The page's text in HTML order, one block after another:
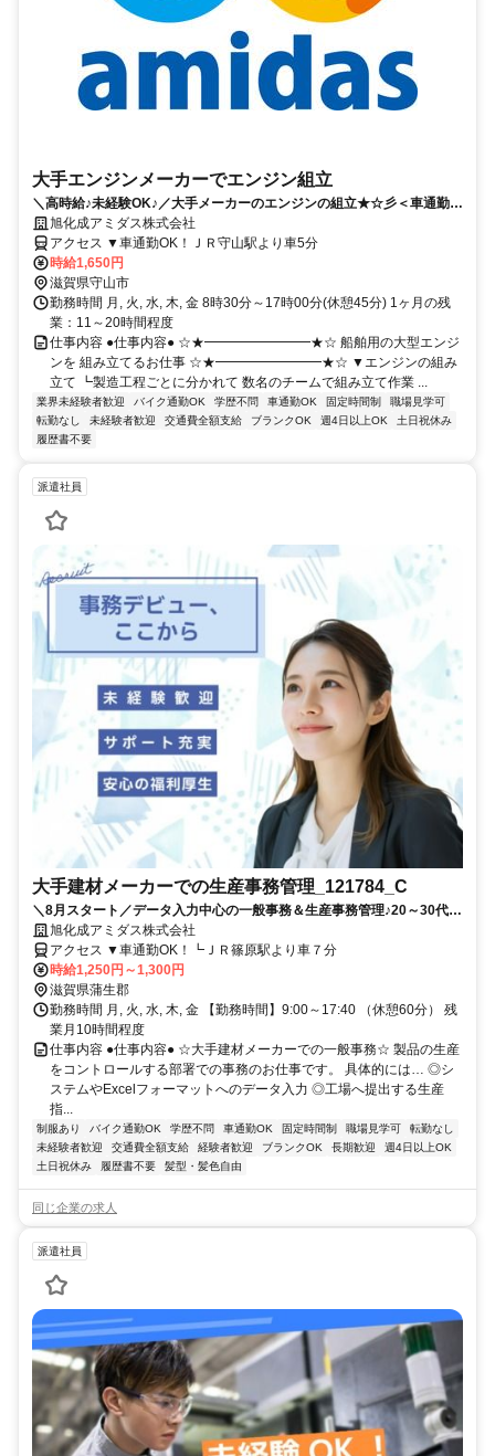
大手エンジンメーカーでエンジン組立
＼高時給♪未経験OK♪／大手メーカーのエンジンの組立★☆彡＜車通勤
OK・土日祝休み＞
旭化成アミダス株式会社
アクセス ▼車通勤OK！ＪＲ守山駅より車5分
時給1,650円
滋賀県守山市
勤務時間 月, 火, 水, 木, 金 8時30分～17時00分(休憩45分) 1ヶ月の残
業：11～20時間程度
仕事内容 ●仕事内容● ☆★━━━━━━━━★☆ 船舶用の大型エンジ
ンを 組み立てるお仕事 ☆★━━━━━━━━★☆ ▼エンジンの組み
立て ┗製造工程ごとに分かれて 数名のチームで組み立て作業 ...
業界未経験者歓迎 バイク通勤OK 学歴不問 車通勤OK 固定時間制
職場見学可
転勤なし
未経験者歓迎 交通費全額支給 ブランクOK 週4日以上OK
土日祝休み
履歴書不要
派遣社員
大手建材メーカーでの生産事務管理_121784_C
＼8月スタート／データ入力中心の一般事務＆生産事務管理♪20～30代活
躍中旭化成アミダス株式会社
アクセス ▼車通勤OK！┗ＪＲ篠原駅より車７分
時給1,250円～1,300円
滋賀県蒲生郡
勤務時間 月, 火, 水, 木, 金 【勤務時間】9:00～17:40 （休憩60分） 残
業月10時間程度
仕事内容 ●仕事内容● ☆大手建材メーカーでの一般事務☆ 製品の生産
をコントロールする部署での事務のお仕事です。 具体的には… ◎シ
ステムやExcelフォーマットへのデータ入力 ◎工場へ提出する生産
指...
制服あり バイク通勤OK 学歴不問 車通勤OK 固定時間制 職場見学可
転勤なし
未経験者歓迎
交通費全額支給 経験者歓迎 ブランクOK 長期歓迎
週4日以上OK
土日祝休み
履歴書不要 髪型・髪色自由
同じ企業の求人
派遣社員